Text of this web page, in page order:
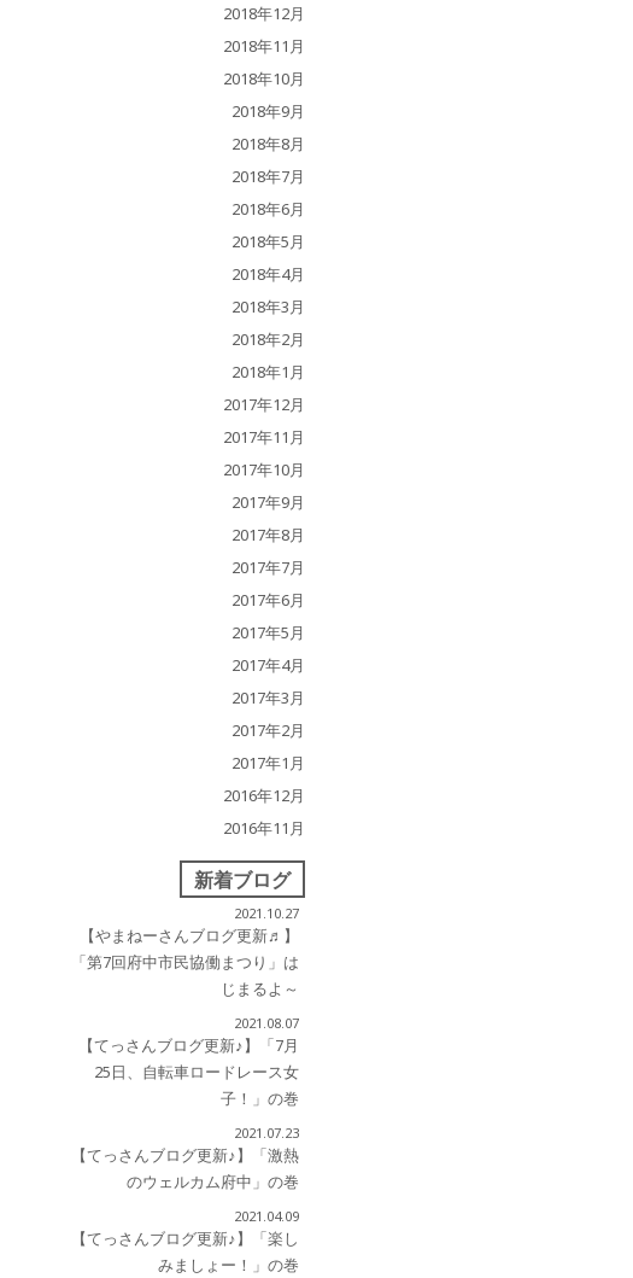
2018年12月
2018年11月
2018年10月
2018年9月
2018年8月
2018年7月
2018年6月
2018年5月
2018年4月
2018年3月
2018年2月
2018年1月
2017年12月
2017年11月
2017年10月
2017年9月
2017年8月
2017年7月
2017年6月
2017年5月
2017年4月
2017年3月
2017年2月
2017年1月
2016年12月
2016年11月
新着ブログ
2021.10.27
【やまねーさんブログ更新♬】
「第7回府中市民協働まつり」は
じまるよ～
2021.08.07
【てっさんブログ更新♪】「7月
25日、自転車ロードレース女
子！」の巻
2021.07.23
【てっさんブログ更新♪】「激熱
のウェルカム府中」の巻
2021.04.09
【てっさんブログ更新♪】「楽し
みましょー！」の巻